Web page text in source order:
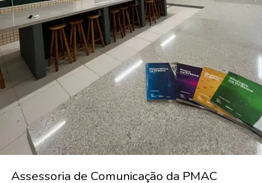
Assessoria de Comunicação da PMAC